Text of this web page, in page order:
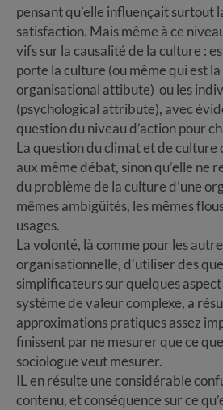
pensant qu’elle influençait surtout
satisfaction. Mais même à ce
vifs sur la causalité de la culture :
porte la culture (ou même qui est
organisational attibute) ou les
(psychological attribute), avec
question du niveau d’action pour
La question du climat et de
aux même débat, sinon qu’elle ne
du problème de la culture d’une
mêmes ambigüités, les mêmes
usages.
La volonté, là comme pour les
organisationnelle, d’utiliser des
simplificateurs sur quelques aspect
système de valeur complexe, a
approximations pratiques assez
finissent par ne mesurer que ce
sociologue veut mesurer.
IL en résulte une considérable
contenu, et conséquence sur ce